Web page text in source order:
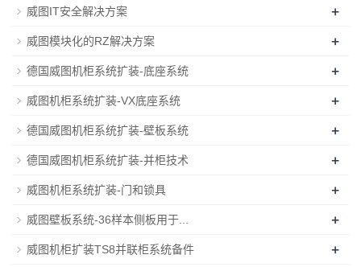
威图IT安全解决方案 +
威图模块化的RZ解决方案 +
德国威图机柜系统扩装-底座系统 +
威图机柜系统扩装-VX底座系统 +
德国威图机柜系统扩装-壁板系统 +
德国威图机柜系统扩装-并柜技术 +
威图机柜系统扩装-门和锁具 +
威图壁板系统-36样本侧板用于... +
威图机柜扩装TS8并联柜系统备件 +